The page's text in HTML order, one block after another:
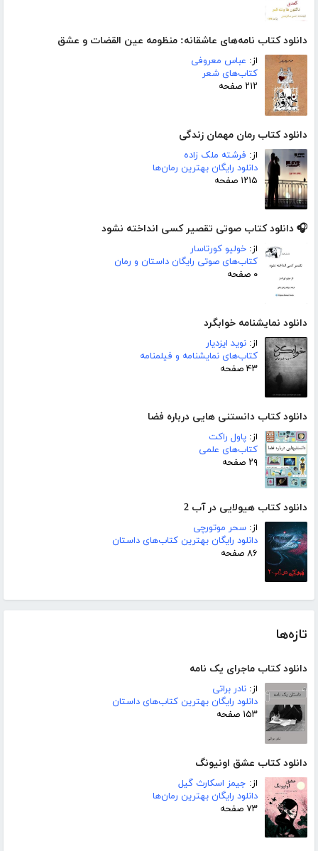
دانلود کتاب نامه‌های عاشقانه: منظومه عین القضات و عشق
از: عباس معروفی
کتاب‌های شعر
۲۱۲ صفحه
دانلود کتاب رمان مهمان زندگی
از: فرشته ملک زاده
دانلود رایگان بهترین رمان‌ها
۱۲۱۵ صفحه
🎧 دانلود کتاب صوتی تقصیر کسی انداخته نشود
از: خولیو کورتاسار
کتاب‌های صوتی رایگان داستان و رمان
۰ صفحه
دانلود نمایشنامه خوابگرد
از: نوید ایزدیار
کتاب‌های نمایشنامه و فیلمنامه
۴۳ صفحه
دانلود کتاب دانستنی هایی درباره فضا
از: پاول راکت
کتاب‌های علمی
۲۹ صفحه
دانلود کتاب هیولایی در آب 2
از: سحر موتورچی
دانلود رایگان بهترین کتاب‌های داستان
۸۶ صفحه
تازه‌ها
دانلود کتاب ماجرای یک نامه
از: نادر براتی
دانلود رایگان بهترین کتاب‌های داستان
۱۵۳ صفحه
دانلود کتاب عشق اونیونگ
از: جیمز اسکارث گیل
دانلود رایگان بهترین رمان‌ها
۷۳ صفحه